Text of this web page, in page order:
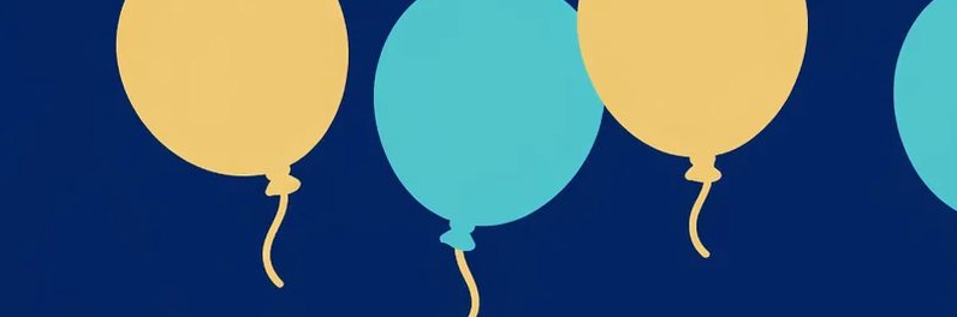
Березень 2025
Лютий 2025
Січень 2025
Грудень 2024
Листопад 2024
Жовтень 2024
Вересень 2024